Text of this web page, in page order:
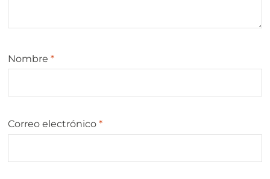
Nombre *
Correo electrónico *